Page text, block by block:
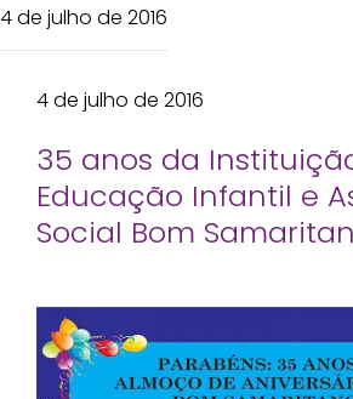
4 de julho de 2016
4 de julho de 2016
35 anos da
Educação Infantil e
Social Bom